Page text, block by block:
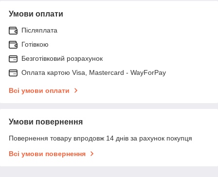
Умови оплати
Післяплата
Готівкою
Безготівковий розрахунок
Оплата картою Visa, Mastercard - WayForPay
Всі умови оплати
Умови повернення
Повернення товару впродовж 14 днів за рахунок покупця
Всі умови повернення